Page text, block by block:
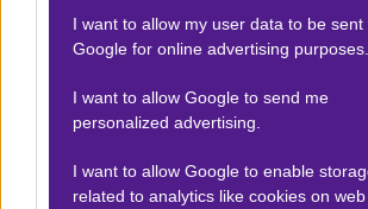
I want to allow my user data to be sent
Google for online advertising purposes.
I want to allow Google to send me
personalized advertising.
I want to allow Google to enable
related to analytics like cookies on
Super league
Βαθμολογίες Aγγλία – Premier league
Βαθμολογίες Γερμανίας – Bundesliga
Βαθμολογίες Ιταλίας- Serie A